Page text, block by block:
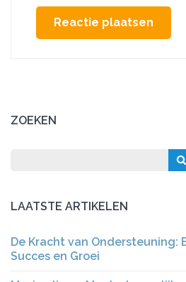
ZOEKEN
LAATSTE ARTIKELEN
De Kracht van Ondersteuning:
Succes en Groei